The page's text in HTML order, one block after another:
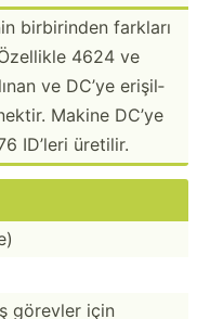
birbir­­inden farkları
4624 ve
ve DC’ye erişil­­
Makine DC’ye
ID’leri üretilir.
görevler için